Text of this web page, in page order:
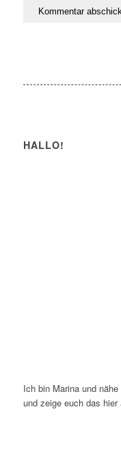
HALLO!
Ich bin Marina und
und zeige euch das